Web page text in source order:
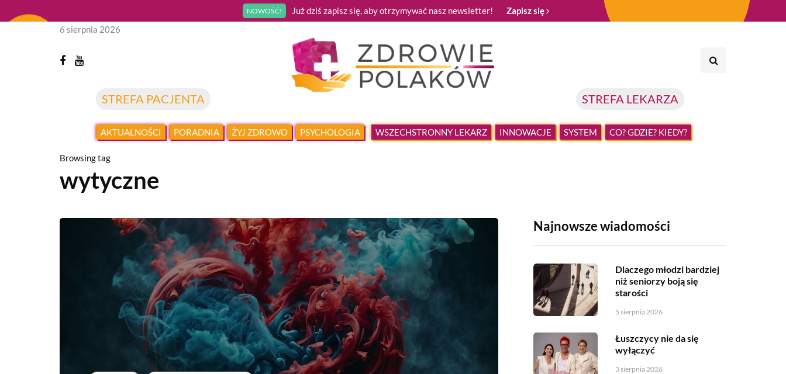
NOWOŚĆ! Już dziś zapisz się, aby otrzymywać nasz newsletter! Zapisz się
STREFA PACJENTA STREFA LEKARZA
6 sierpnia 2026
AKTUALNOŚCI PORADNIA ŻYJ ZDROWO PSYCHOLOGIA WSZECHSTRONNY LEKARZ INNOWACJE SYSTEM CO? GDZIE? KIEDY?
Browsing tag
wytyczne
Najnowsze wiadomości
Dlaczego młodzi bardziej
niż seniorzy boją się
starości
5 sierpnia 2026
Łuszczycy nie da się
wyłączyć
3 sierpnia 2026